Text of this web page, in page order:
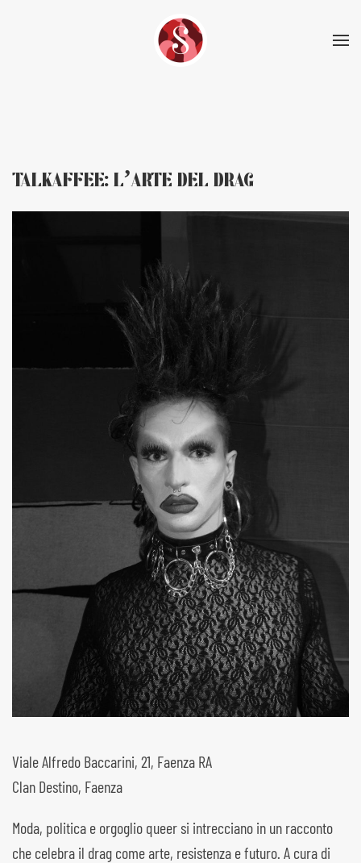
Skip to main content
TALKAFFEE: L’ARTE DEL DRAG
Viale Alfredo Baccarini, 21, Faenza RA
Clan Destino, Faenza
Moda, politica e orgoglio queer si intrecciano in un racconto
che celebra il drag come arte, resistenza e futuro. A cura di